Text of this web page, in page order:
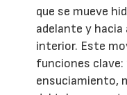
que se mueve
adelante y
interior. Este
funciones clave:
ensuciamiento,